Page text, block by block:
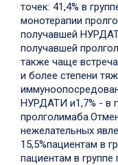
точек: 41,4% в
монотерапии
получавшей
получавшей
также чаще
и более степени
НУРДАТИ и1,7% - в
пролголимаба.
нежелательных
15,5%пациентам в
пациентам в